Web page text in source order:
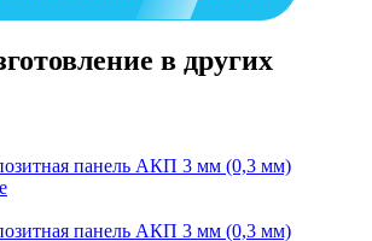
в других
панель АКП 3 мм (0,3 мм)
панель АКП 3 мм (0,3 мм)